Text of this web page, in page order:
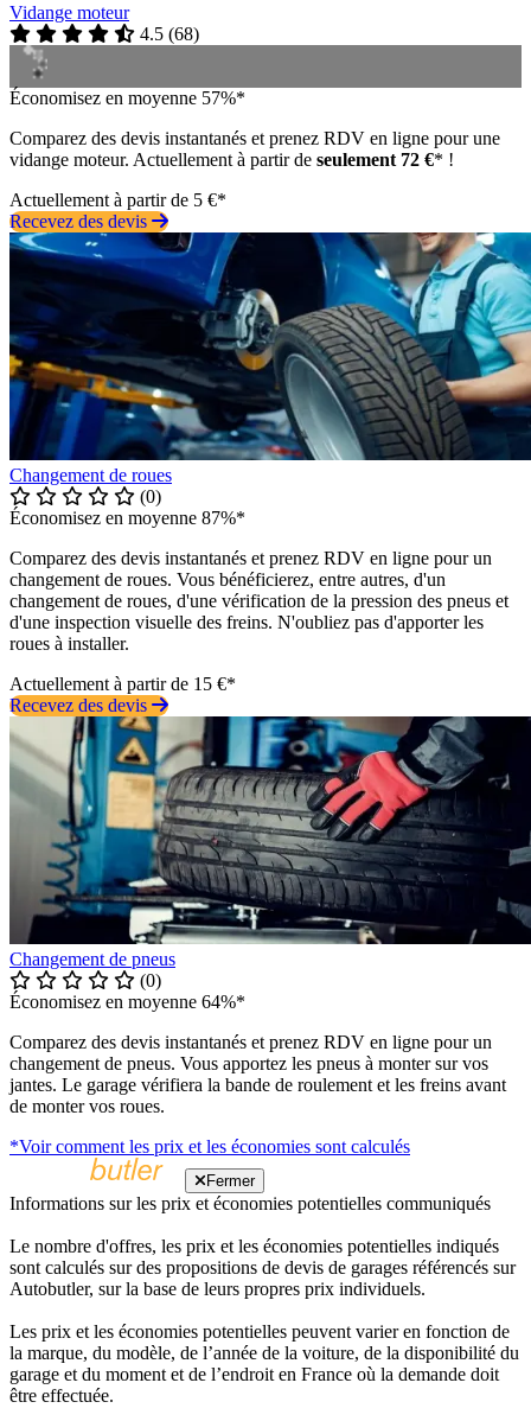
Vidange moteur
4.5 (68)
Économisez en moyenne 57%*
Comparez des devis instantanés et prenez RDV en ligne pour une
vidange moteur. Actuellement à partir de seulement 72 €* !
Actuellement à partir de 5 €*
Recevez des devis
Changement de roues
(0)
Économisez en moyenne 87%*
Comparez des devis instantanés et prenez RDV en ligne pour un
changement de roues. Vous bénéficierez, entre autres, d'un
changement de roues, d'une vérification de la pression des pneus et
d'une inspection visuelle des freins. N'oubliez pas d'apporter les
roues à installer.
Actuellement à partir de 15 €*
Recevez des devis
Changement de pneus
(0)
Économisez en moyenne 64%*
Comparez des devis instantanés et prenez RDV en ligne pour un
changement de pneus. Vous apportez les pneus à monter sur vos
jantes. Le garage vérifiera la bande de roulement et les freins avant
de monter vos roues.
*Voir comment les prix et les économies sont calculés
Fermer
Informations sur les prix et économies potentielles communiqués
Le nombre d'offres, les prix et les économies potentielles indiqués
sont calculés sur des propositions de devis de garages référencés sur
Autobutler, sur la base de leurs propres prix individuels.
Les prix et les économies potentielles peuvent varier en fonction de
la marque, du modèle, de l’année de la voiture, de la disponibilité du
garage et du moment et de l’endroit en France où la demande doit
être effectuée.